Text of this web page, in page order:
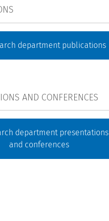
department publications
AND CONFERENCES
department presentations
and conferences